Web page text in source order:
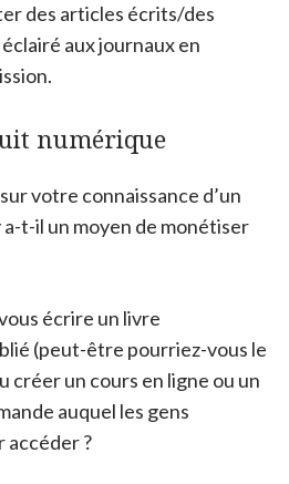
des articles écrits/des
aux journaux en
numérique
votre connaissance d’un
t-il un moyen de monétiser
écrire un livre
(peut-être pourriez-vous le
créer un cours en ligne ou un
auquel les gens
accéder ?